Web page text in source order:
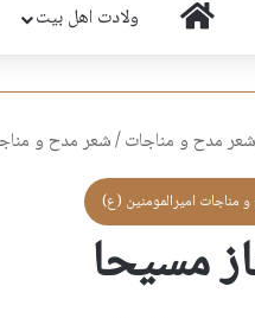
خانه ولادت اهل بیت
شعر مدح و مناجات/شعر مدح و
مناجات اميرالمومنين (ع)
مسیحا